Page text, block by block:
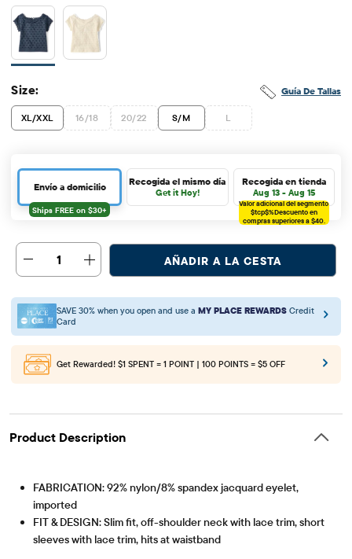
Guía De Tallas
Size:
XL/XXL 16/18 20/22 S/M L
Envío a domicilio Recogida el mismo día
Get it Hoy!
Recogida en tienda
Aug 13 - Aug 15
Valor adicional del segmento
$tcp$%Descuento en
compras superiores a $40.
1 AÑADIR A LA CESTA
SAVE 30% when you open and use a MY PLACE REWARDS Credit
Card
Get Rewarded! $1 SPENT = 1 POINT | 100 POINTS = $5 OFF
Product Description
FABRICATION: 92% nylon/8% spandex jacquard eyelet,
imported
FIT & DESIGN: Slim fit, off-shoulder neck with lace trim, short
sleeves with lace trim, hits at waistband